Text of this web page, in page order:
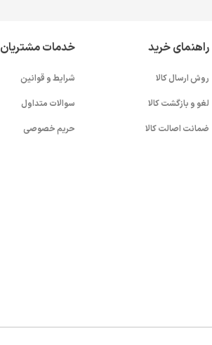
راهنمای خرید
روش ارسال کالا
لغو و بازگشت کالا
ضمانت اصالت کالا
خدمات مشتریان
شرایط و قوانین
سوالات متداول
حریم خصوصی